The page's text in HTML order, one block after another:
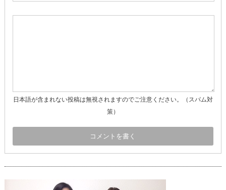
日本語が含まれない投稿は無視されますのでご注意ください。（スパム対
策）